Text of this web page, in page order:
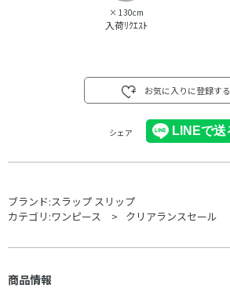
× 130cm
入荷ﾘｸｴｽﾄ
お気に入りに登録する
シェア
ブランド:スラップ スリップ
カテゴリ:ワンピース クリアランスセール
商品情報